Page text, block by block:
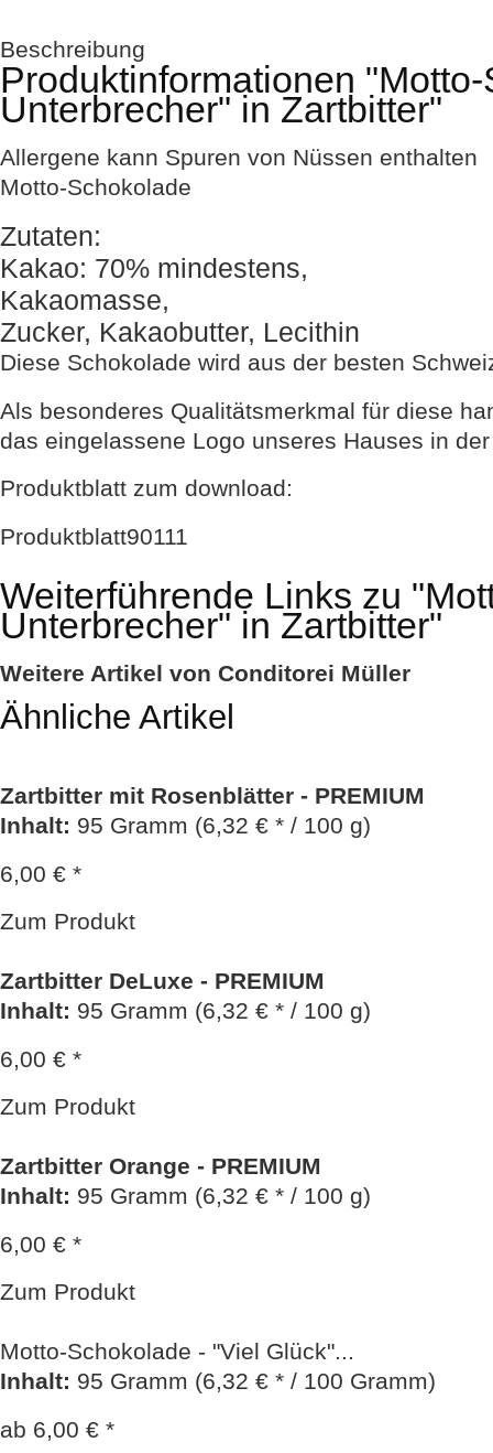
Beschreibung
Produktinformationen
Unterbrecher" in Zartbitter"
Allergene kann Spuren von Nüssen enthalten
Motto-Schokolade
Zutaten:
Kakao: 70% mindestens,
Kakaomasse,
Zucker, Kakaobutter, Lecithin
Diese Schokolade wird aus der besten
Als besonderes Qualitätsmerkmal für diese
das eingelassene Logo unseres Hauses in
Produktblatt zum download:
Produktblatt90111
Weiterführende Links zu
Unterbrecher" in Zartbitter"
Weitere Artikel von Conditorei Müller
Ähnliche Artikel
Zartbitter mit Rosenblätter - PREMIUM
Inhalt: 95 Gramm (6,32 € * / 100 g)
6,00 € *
Zum Produkt
Zartbitter DeLuxe - PREMIUM
Inhalt: 95 Gramm (6,32 € * / 100 g)
6,00 € *
Zum Produkt
Zartbitter Orange - PREMIUM
Inhalt: 95 Gramm (6,32 € * / 100 g)
6,00 € *
Zum Produkt
Motto-Schokolade - "Viel Glück"...
Inhalt: 95 Gramm (6,32 € * / 100 Gramm)
ab 6,00 € *